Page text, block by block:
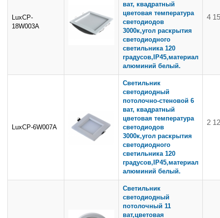
LuxCP-
18W003A
ват, квадратный
цветовая температура
светодиодов
3000к,угол раскрытия
светодиодного
светильника 120
градусов,IP45,материал
алюминий белый.
4
LuxCP-6W007A
Светильник
светодиодный
потолочно-стеновой 6
ват, квадратный
цветовая температура
светодиодов
3000к,угол раскрытия
светодиодного
светильника 120
градусов,IP45,материал
алюминий белый.
2
Светильник
светодиодный
потолочный 11
ват,цветовая